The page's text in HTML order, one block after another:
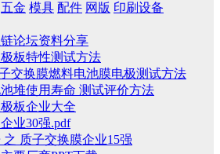
五金 模具 配件 网版 印刷设备
论坛资料分享
板特性测试方法
交换膜燃料电池膜电极测试方法
堆使用寿命 测试评价方法
板企业大全
业30强.pdf
质子交换膜企业15强